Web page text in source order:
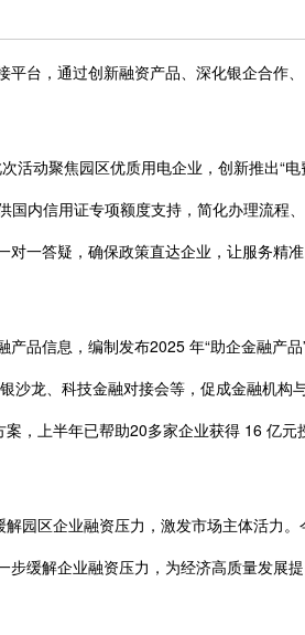
台，通过创新融资产品、深化银企合作、
活动聚焦园区优质用电企业，创新推出“电
内信用证专项额度支持，简化办理流程、
对一答疑，确保政策直达企业，让服务精准
品信息，编制发布2025 年“助企金融产品
沙龙、科技金融对接会等，促成金融机构
，上半年已帮助20多家企业获得 16 亿元
园区企业融资压力，激发市场主体活力。
缓解企业融资压力，为经济高质量发展提